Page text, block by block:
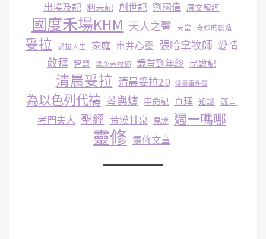
出埃及記 利未記 創世記 劉國偉 原文解經
國度禾場KHM 天人之聲 天堂 奇妙的創造
妥拉 妥拉人生 家庭 市井心靈 張哈拿牧師 愛情
敬拜 智慧 梁永善牧師 歳首到年終 民數記
清晨妥拉 清晨妥拉2.0 漫畫事件簿
為以色列代禱 琴與爐 申命記 真理 知識 箴言
考門夫人 聖經 荒漠甘泉 見證 週一嗎哪
靈修 靈修文章